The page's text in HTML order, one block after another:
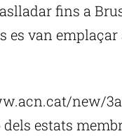
fins a
van emplaçar
new/
estats